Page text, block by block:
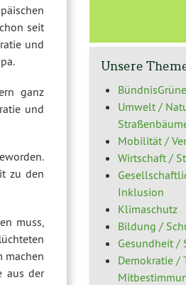
seit
und
ganz
und
zu den
muss,
machen
aus der
Unsere
Umwelt /
Mobilität /
Wirtschaft /
Inklusion
Klimaschutz
Bildung /
Gesundheit /
Demokratie /